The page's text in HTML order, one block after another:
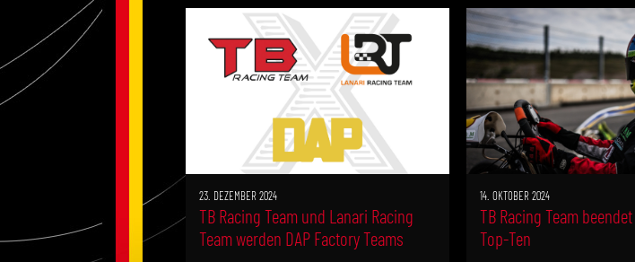
23. DEZEMBER 2024
TB Racing Team und Lanari Racing
Team werden DAP Factory Teams
14. OKTOBER 2024
TB Racing Team
Top-Ten